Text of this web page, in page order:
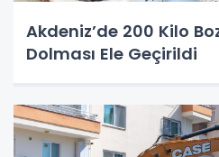
Akdeniz’de 200 Kilo
Dolması Ele Geçirildi